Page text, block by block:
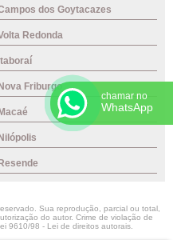
dos Goytacazes
Redonda
Itaboraí
Nova Friburgo
Macaé
Nilópolis
Resende
Sua reprodução, parcial ou total,
do autor. Crime de violação de
9610/98 - Lei de direitos autorais.
chamar no
WhatsApp